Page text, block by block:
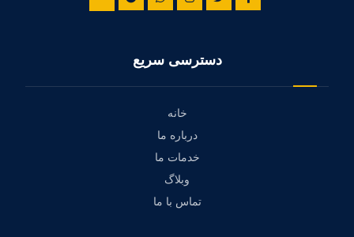
دسترسی سریع
خانه
درباره ما
خدمات ما
وبلاگ
تماس با ما